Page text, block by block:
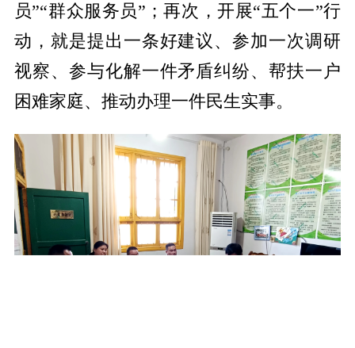
员”“群众服务员”；再次，开展“五个一”行
动，就是提出一条好建议、参加一次调研
视察、参与化解一件矛盾纠纷、帮扶一户
困难家庭、推动办理一件民生实事。